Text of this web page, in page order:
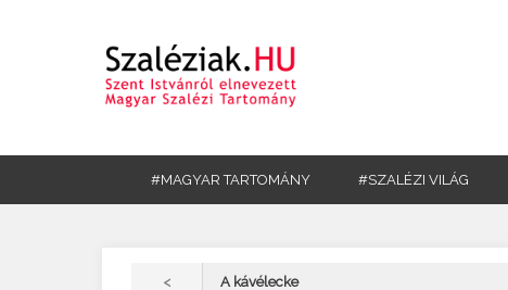
#MAGYAR TARTOMÁNY #SZALÉZI VILÁG
< A kávélecke